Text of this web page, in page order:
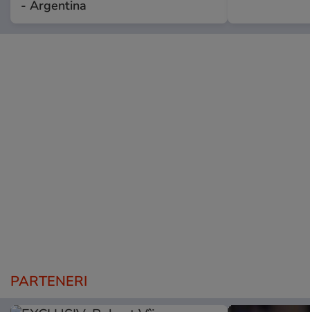
- Argentina
PARTENERI